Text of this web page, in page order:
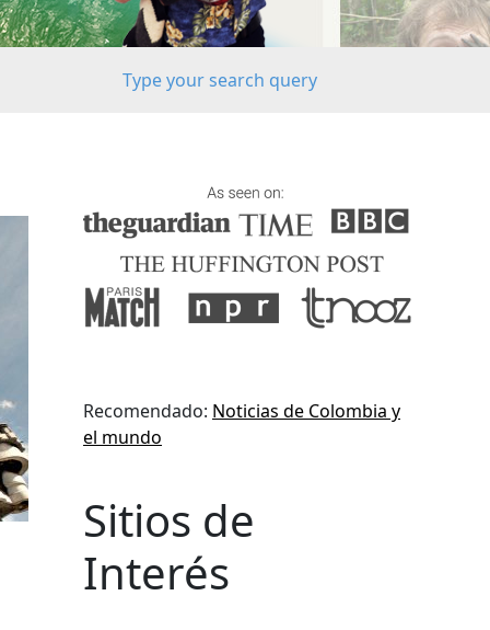
Recomendado: Noticias de Colombia y
el mundo
Sitios de
Interés